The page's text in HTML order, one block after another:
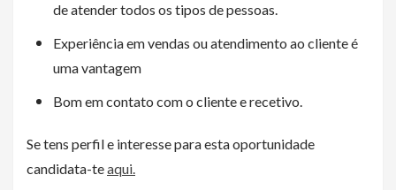
de atender todos os tipos de pessoas.
Experiência em vendas ou atendimento ao cliente é
uma vantagem
Bom em contato com o cliente e recetivo.
Se tens perfil e interesse para esta oportunidade
candidata-teaqui.